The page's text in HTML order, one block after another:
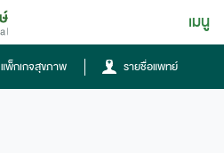
เมนู
แพ็กเกจสุขภาพ รายชื่อแพทย์